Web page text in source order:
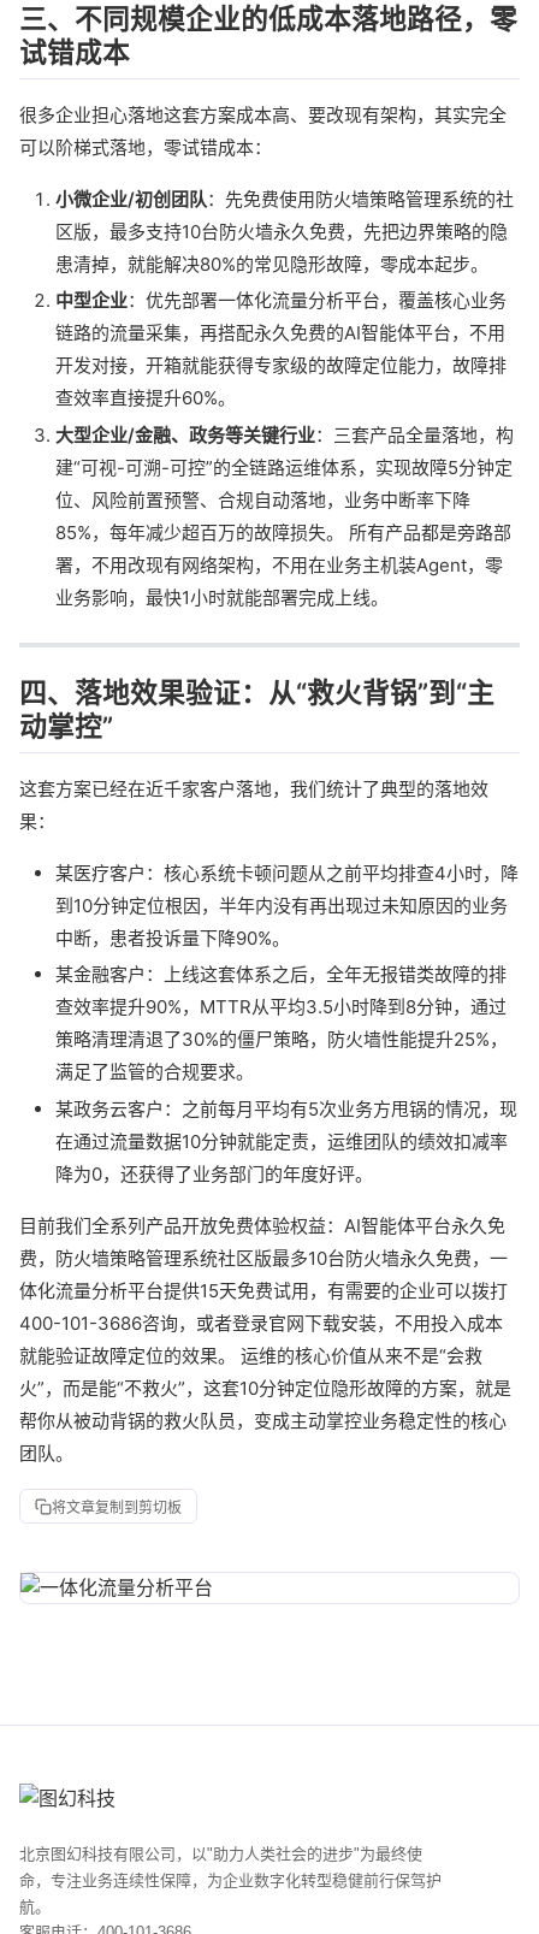
三、不同规模企业的低成本落地路径，零
试错成本
很多企业担心落地这套方案成本高、要改现有架构，其实完全
可以阶梯式落地，零试错成本：
小微企业/初创团队：先免费使用防火墙策略管理系统的社
区版，最多支持10台防火墙永久免费，先把边界策略的隐
患清掉，就能解决80%的常见隐形故障，零成本起步。
中型企业：优先部署一体化流量分析平台，覆盖核心业务
链路的流量采集，再搭配永久免费的AI智能体平台，不用
开发对接，开箱就能获得专家级的故障定位能力，故障排
查效率直接提升60%。
大型企业/金融、政务等关键行业：三套产品全量落地，构
建“可视-可溯-可控”的全链路运维体系，实现故障5分钟定
位、风险前置预警、合规自动落地，业务中断率下降
85%，每年减少超百万的故障损失。 所有产品都是旁路部
署，不用改现有网络架构，不用在业务主机装Agent，零
业务影响，最快1小时就能部署完成上线。
四、落地效果验证：从“救火背锅”到“主
动掌控”
这套方案已经在近千家客户落地，我们统计了典型的落地效
果：
某医疗客户：核心系统卡顿问题从之前平均排查4小时，降
到10分钟定位根因，半年内没有再出现过未知原因的业务
中断，患者投诉量下降90%。
某金融客户：上线这套体系之后，全年无报错类故障的排
查效率提升90%，MTTR从平均3.5小时降到8分钟，通过
策略清理清退了30%的僵尸策略，防火墙性能提升25%，
满足了监管的合规要求。
某政务云客户：之前每月平均有5次业务方甩锅的情况，现
在通过流量数据10分钟就能定责，运维团队的绩效扣减率
降为0，还获得了业务部门的年度好评。
目前我们全系列产品开放免费体验权益：AI智能体平台永久免
费，防火墙策略管理系统社区版最多10台防火墙永久免费，一
体化流量分析平台提供15天免费试用，有需要的企业可以拨打
400-101-3686咨询，或者登录官网下载安装，不用投入成本
就能验证故障定位的效果。 运维的核心价值从来不是“会救
火”，而是能“不救火”，这套10分钟定位隐形故障的方案，就是
帮你从被动背锅的救火队员，变成主动掌控业务稳定性的核心
团队。
将文章复制到剪切板
北京图幻科技有限公司，以"助力人类社会的进步"为最终使
命，专注业务连续性保障，为企业数字化转型稳健前行保驾护
航。